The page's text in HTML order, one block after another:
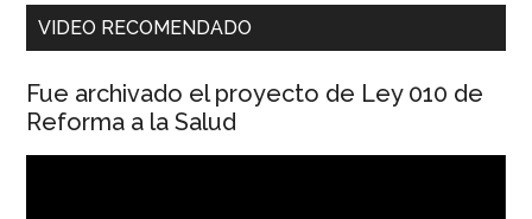
VIDEO RECOMENDADO
Fue archivado el proyecto de Ley 010 de
Reforma a la Salud